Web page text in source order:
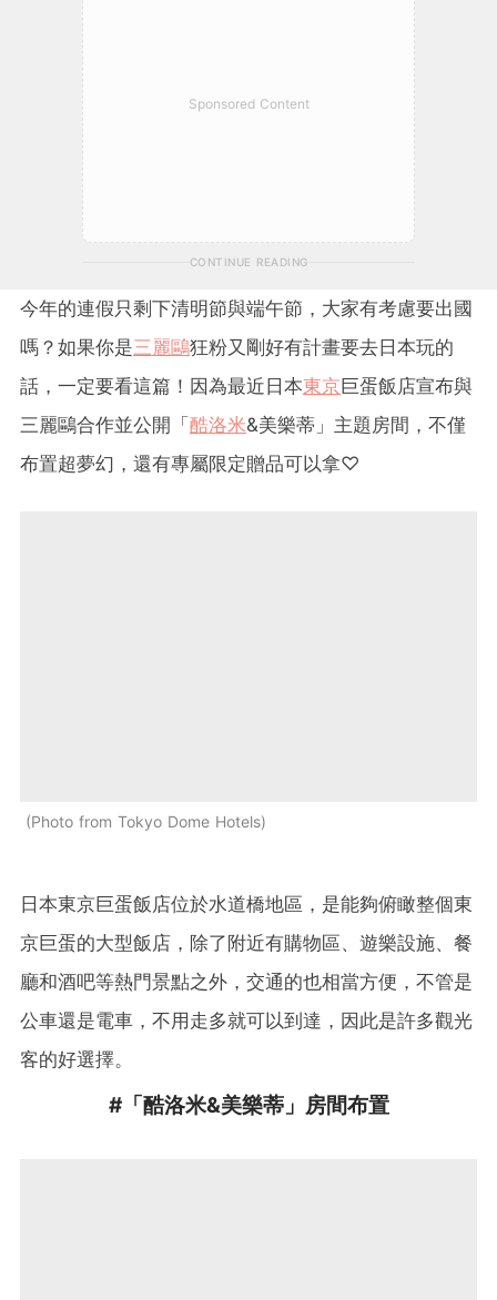
Sponsored Content
CONTINUE READING
今年的連假只剩下清明節與端午節，大家有考慮要出國
嗎？如果你是三麗鷗狂粉又剛好有計畫要去日本玩的
話，一定要看這篇！因為最近日本東京巨蛋飯店宣布與
三麗鷗合作並公開「酷洛米&美樂蒂」主題房間，不僅
布置超夢幻，還有專屬限定贈品可以拿♡
Photo from Tokyo Dome Hotels
日本東京巨蛋飯店位於水道橋地區，是能夠俯瞰整個東
京巨蛋的大型飯店，除了附近有購物區、遊樂設施、餐
廳和酒吧等熱門景點之外，交通的也相當方便，不管是
公車還是電車，不用走多就可以到達，因此是許多觀光
客的好選擇。
#「酷洛米&美樂蒂」房間布置